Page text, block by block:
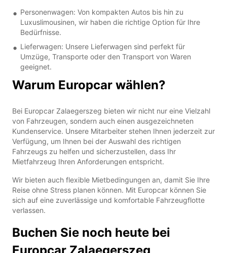
Personenwagen: Von kompakten Autos bis hin zu
Luxuslimousinen, wir haben die richtige Option für Ihre
Bedürfnisse.
Lieferwagen: Unsere Lieferwagen sind perfekt für
Umzüge, Transporte oder den Transport von Waren
geeignet.
Warum Europcar wählen?
Bei Europcar Zalaegerszeg bieten wir nicht nur eine Vielzahl
von Fahrzeugen, sondern auch einen ausgezeichneten
Kundenservice. Unsere Mitarbeiter stehen Ihnen jederzeit zur
Verfügung, um Ihnen bei der Auswahl des richtigen
Fahrzeugs zu helfen und sicherzustellen, dass Ihr
Mietfahrzeug Ihren Anforderungen entspricht.
Wir bieten auch flexible Mietbedingungen an, damit Sie Ihre
Reise ohne Stress planen können. Mit Europcar können Sie
sich auf eine zuverlässige und komfortable Fahrzeugflotte
verlassen.
Buchen Sie noch heute bei